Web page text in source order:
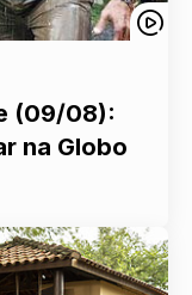
(09/08):
na Globo